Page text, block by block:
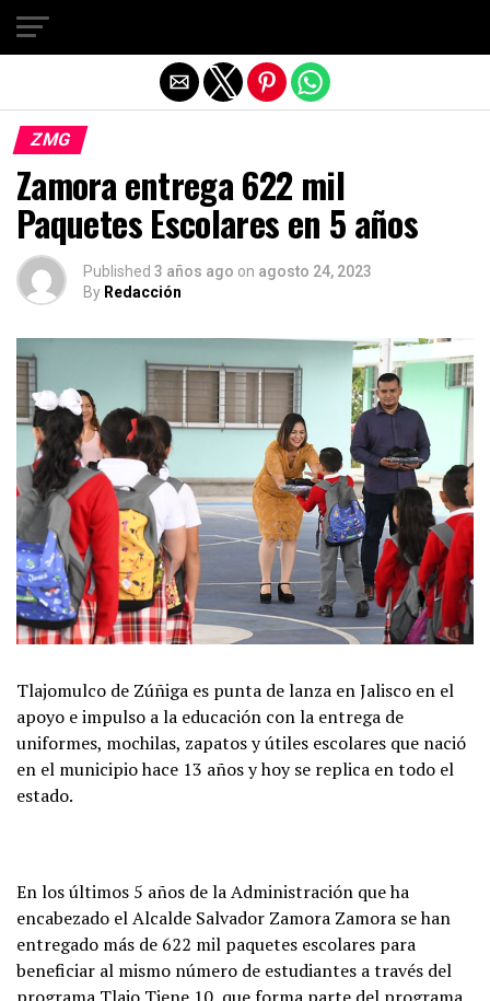
ZMG
Zamora entrega 622 mil
Paquetes Escolares en 5 años
Published 3 años ago on agosto 24, 2023
By Redacción
Tlajomulco de Zúñiga es punta de lanza en Jalisco en el
apoyo e impulso a la educación con la entrega de
uniformes, mochilas, zapatos y útiles escolares que nació
en el municipio hace 13 años y hoy se replica en todo el
estado.
En los últimos 5 años de la Administración que ha
encabezado el Alcalde Salvador Zamora Zamora se han
entregado más de 622 mil paquetes escolares para
beneficiar al mismo número de estudiantes a través del
programa Tlajo Tiene 10, que forma parte del programa